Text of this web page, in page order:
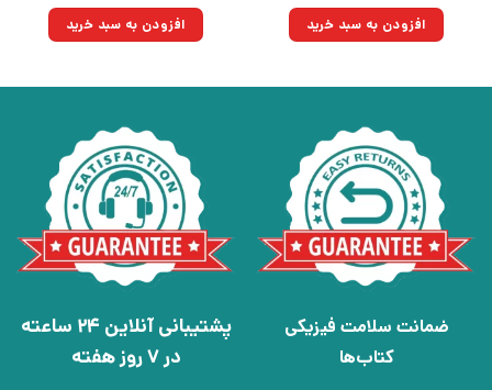
۳۵۰,۰۰۰تومان
بود.
۲۵۰,۲۵۰تومان.افزودن به سبد خرید ۲۵۰,۰۰۰تومان
بود.
۱۷۸,۷۵۰تومان.افزودن به سبد خرید
ضمانت سلامت فیزیکی
کتاب‌ها
پشتیبانی آنلاین 24 ساعته
در 7 روز هفته